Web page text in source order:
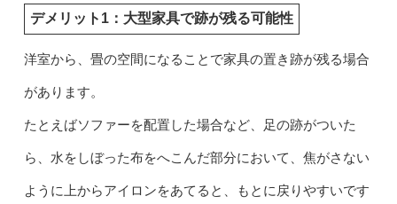
デメリット1：大型家具で跡が残る可能性
洋室から、畳の空間になることで家具の置き跡が残る場合
があります。
たとえばソファーを配置した場合など、足の跡がついた
ら、水をしぼった布をへこんだ部分において、焦がさない
ように上からアイロンをあてると、もとに戻りやすいです